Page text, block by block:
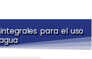
para el uso